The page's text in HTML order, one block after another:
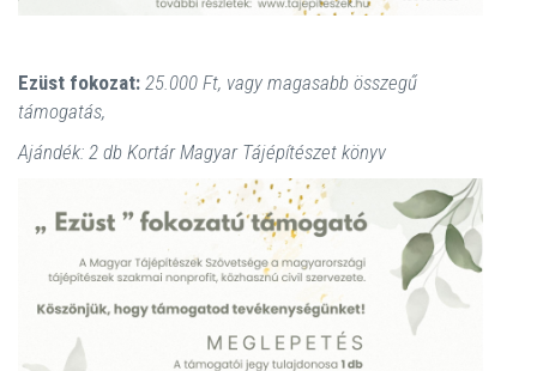
Ezüst fokozat: 25.000 Ft, vagy magasabb összegű
támogatás,
Ajándék: 2 db Kortár Magyar Tájépítészet könyv